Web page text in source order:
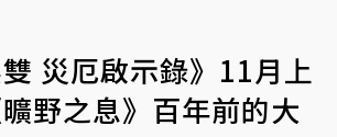
雙 災厄啟示錄》11月上
野之息》百年前的大